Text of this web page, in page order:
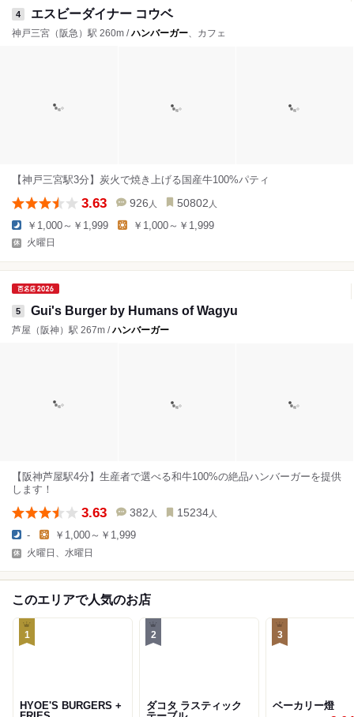
4 エスビーダイナー コウベ
神戸三宮（阪急）駅 260m /ハンバーガー 、カフェ
【神戸三宮駅3分】炭火で焼き上げる国産牛100%パティ
3.63 926 人 50802 人
￥1,000～￥1,999 ￥1,000～￥1,999
火曜日
5 Gui's Burger by Humans of Wagyu
芦屋（阪神）駅 267m /ハンバーガー
【阪神芦屋駅4分】生産者で選べる和牛100%の絶品ハンバーガーを提供
します！
3.63 382 人 15234 人
- ￥1,000～￥1,999
火曜日、水曜日
このエリアで人気のお店
1
HYOE'S BURGERS +
2
ダコタ ラスティック
3
ベーカリー燈